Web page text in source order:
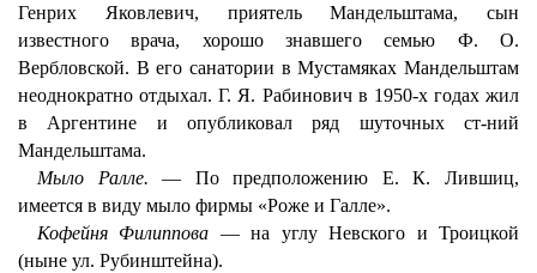
Генрих Яковлевич, приятель Мандельштама, сын
известного врача, хорошо знавшего семью Ф. О.
Вербловской. В его санатории в Мустамяках Мандельштам
неоднократно отдыхал. Г. Я. Рабинович в 1950-х годах жил
в Аргентине и опубликовал ряд шуточных ст-ний
Мандельштама.
Мыло Ралле. — По предположению Е. К. Лившиц,
имеется в виду мыло фирмы «Роже и Галле».
Кофейня Филиппова — на углу Невского и Троицкой
(ныне ул. Рубинштейна).